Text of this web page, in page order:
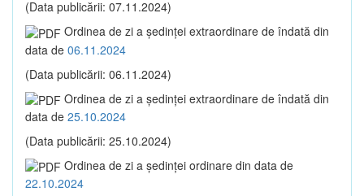
(Data publicării: 07.11.2024)
Ordinea de zi a şedinţei extraordinare de îndată din
data de 06.11.2024
(Data publicării: 06.11.2024)
Ordinea de zi a şedinţei extraordinare de îndată din
data de 25.10.2024
(Data publicării: 25.10.2024)
Ordinea de zi a şedinţei ordinare din data de
22.10.2024